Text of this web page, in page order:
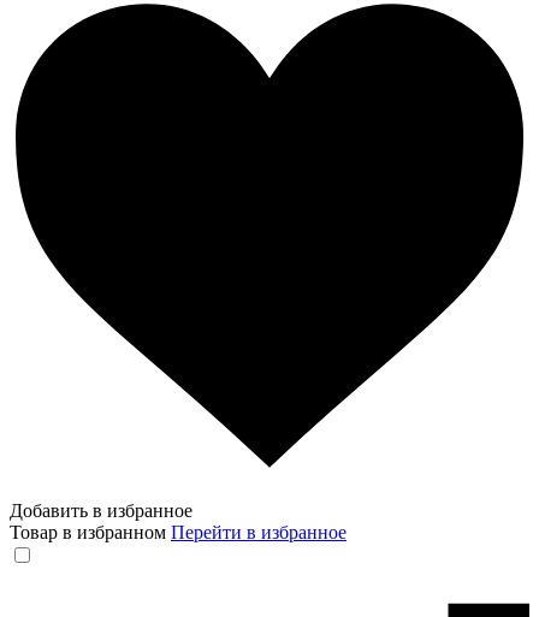
Добавить в избранное
Товар в избранном Перейти в избранное